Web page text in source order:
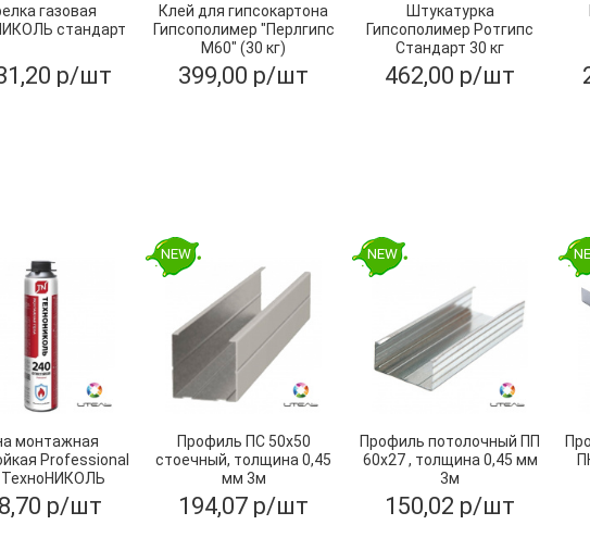
газовая
стандарт
р/шт
Клей для гипсокартона
Гипсополимер "Перлгипс
М60" (30 кг)
399,00 р/шт
Штукатурка
Гипсополимер Ротгипс
Стандарт 30 кг
462,00 р/шт
монтажная
Professional
ТехноНИКОЛЬ
р/шт
NEW
Профиль ПС 50х50
стоечный, толщина 0,45
мм 3м
194,07 р/шт
NEW
Профиль потолочный ПП
60х27 , толщина 0,45 мм
3м
150,02 р/шт